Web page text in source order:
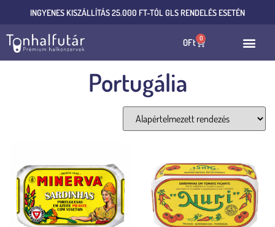
INGYENES KISZÁLLÍTÁS 25.000 FT-TÓL GLS RENDELÉS ESETÉN
0Ft 0
Portugália